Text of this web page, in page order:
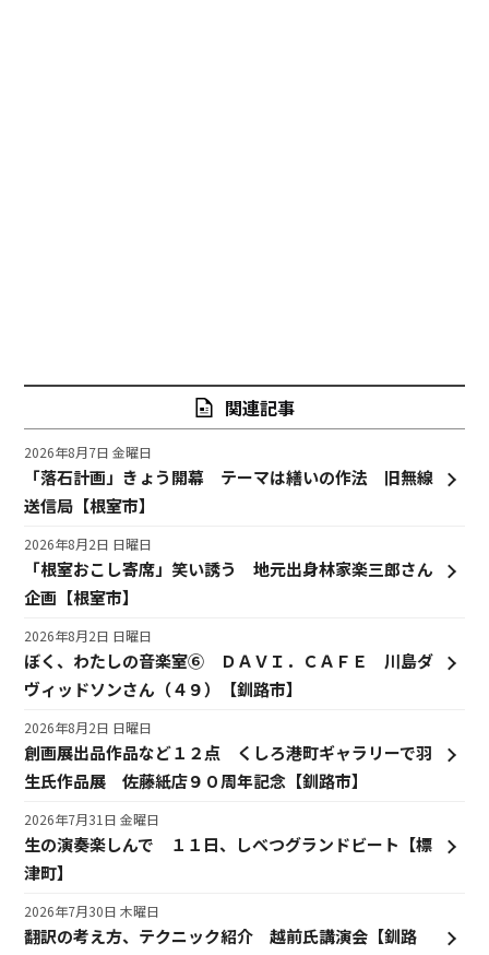
関連記事
「落石計画」きょう開幕 テーマは繕いの作法 旧無線
送信局【根室市】
2026年8月7日 金曜日
「根室おこし寄席」笑い誘う 地元出身林家楽三郎さん
企画【根室市】
2026年8月2日 日曜日
ぼく、わたしの音楽室⑥ ＤＡＶＩ．ＣＡＦＥ 川島ダ
ヴィッドソンさん（４９）【釧路市】
2026年8月2日 日曜日
創画展出品作品など１２点 くしろ港町ギャラリーで羽
生氏作品展 佐藤紙店９０周年記念【釧路市】
2026年8月2日 日曜日
生の演奏楽しんで １１日、しべつグランドビート【標
津町】
2026年7月31日 金曜日
翻訳の考え方、テクニック紹介 越前氏講演会【釧路
2026年7月30日 木曜日